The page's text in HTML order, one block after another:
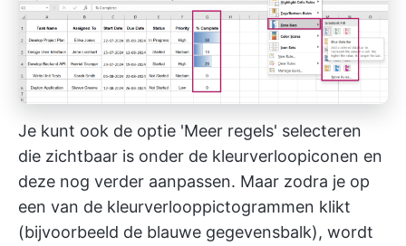
Je kunt ook de optie 'Meer regels' selecteren
die zichtbaar is onder de kleurverloopiconen en
deze nog verder aanpassen. Maar zodra je op
een van de kleurverlooppictogrammen klikt
(bijvoorbeeld de blauwe gegevensbalk), wordt